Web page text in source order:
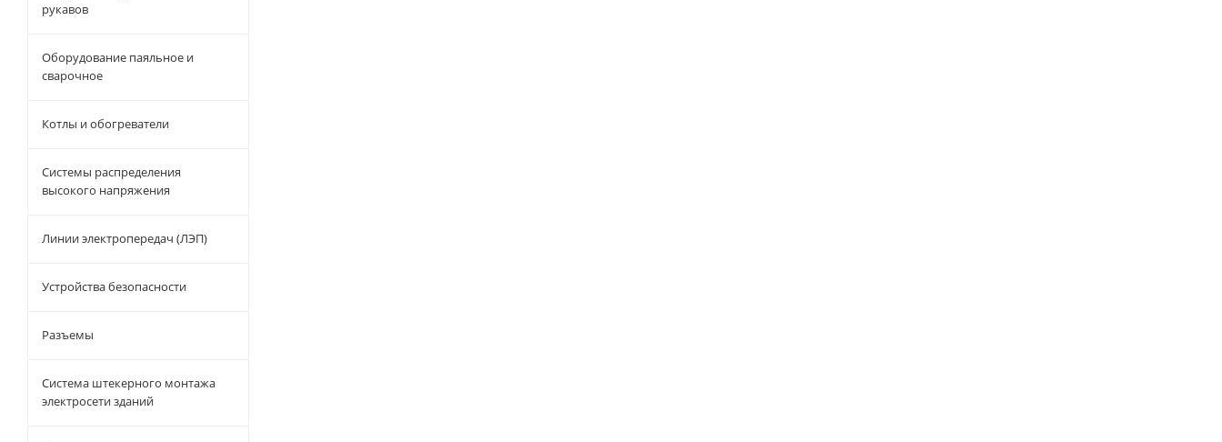
рукавов
Оборудование паяльное и
сварочное
Котлы и обогреватели
Системы распределения
высокого напряжения
Линии электропередач (ЛЭП)
Устройства безопасности
Разъемы
Система штекерного монтажа
электросети зданий